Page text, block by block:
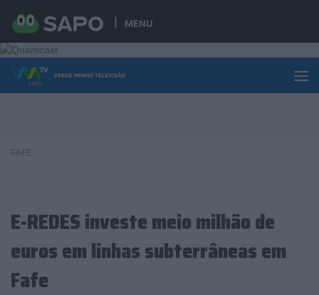
MENU
Skip to content
E-REDES investe meio milhão de
euros em linhas subterrâneas em
Fafe